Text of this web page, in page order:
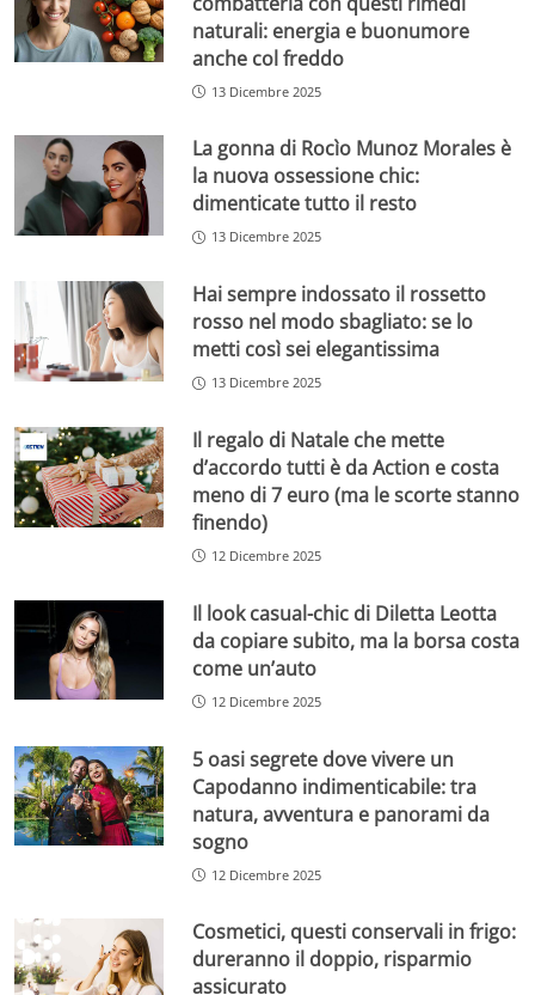
naturali: energia e buonumore
anche col freddo
13 Dicembre 2025
La gonna di Rocìo Munoz Morales è
la nuova ossessione chic:
dimenticate tutto il resto
13 Dicembre 2025
Hai sempre indossato il rossetto
rosso nel modo sbagliato: se lo
metti così sei elegantissima
13 Dicembre 2025
Il regalo di Natale che mette
d’accordo tutti è da Action e costa
meno di 7 euro (ma le scorte stanno
finendo)
12 Dicembre 2025
Il look casual-chic di Diletta Leotta
da copiare subito, ma la borsa costa
come un’auto
12 Dicembre 2025
5 oasi segrete dove vivere un
Capodanno indimenticabile: tra
natura, avventura e panorami da
sogno
12 Dicembre 2025
Cosmetici, questi conservali in frigo:
dureranno il doppio, risparmio
assicurato